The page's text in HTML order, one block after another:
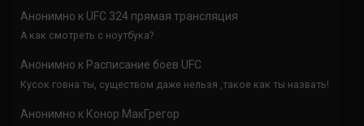
Анонимно к UFC 324 прямая трансляция
А как смотреть с ноутбука?
Анонимно к Расписание боев UFC
Кусок говна ты, существом даже нельзя ,такое как ты назвать!
Анонимно к Конор МакГрегор